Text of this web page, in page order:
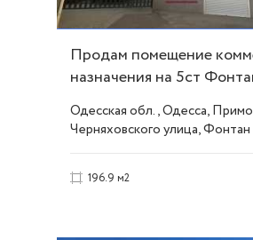
Продам помещение
назначения на 5ст
50698
Одесская обл., Одесса,
Черняховского улица, Фонтан
196.9 м2